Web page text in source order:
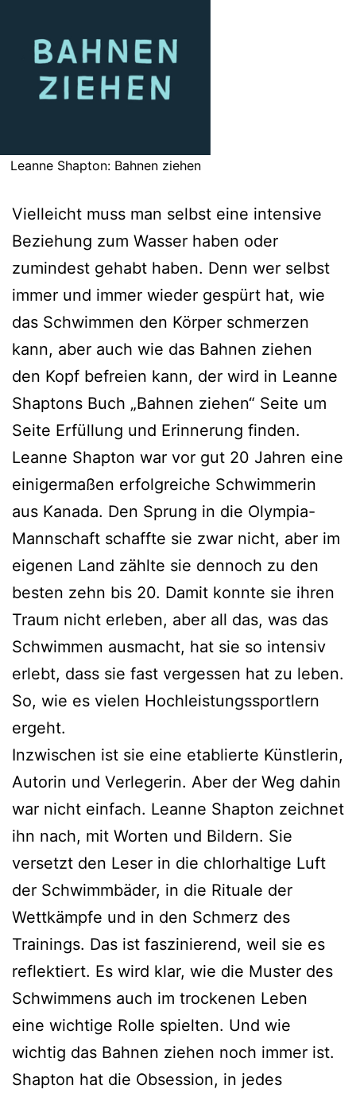
Leanne Shapton: Bahnen ziehen
Vielleicht muss man selbst eine intensive
Beziehung zum Wasser haben oder
zumindest gehabt haben. Denn wer selbst
immer und immer wieder gespürt hat, wie
das Schwimmen den Körper schmerzen
kann, aber auch wie das Bahnen ziehen
den Kopf befreien kann, der wird in Leanne
Shaptons Buch „Bahnen ziehen“ Seite um
Seite Erfüllung und Erinnerung finden.
Leanne Shapton war vor gut 20 Jahren eine
einigermaßen erfolgreiche Schwimmerin
aus Kanada. Den Sprung in die Olympia-
Mannschaft schaffte sie zwar nicht, aber im
eigenen Land zählte sie dennoch zu den
besten zehn bis 20. Damit konnte sie ihren
Traum nicht erleben, aber all das, was das
Schwimmen ausmacht, hat sie so intensiv
erlebt, dass sie fast vergessen hat zu leben.
So, wie es vielen Hochleistungssportlern
ergeht.
Inzwischen ist sie eine etablierte Künstlerin,
Autorin und Verlegerin. Aber der Weg dahin
war nicht einfach. Leanne Shapton zeichnet
ihn nach, mit Worten und Bildern. Sie
versetzt den Leser in die chlorhaltige Luft
der Schwimmbäder, in die Rituale der
Wettkämpfe und in den Schmerz des
Trainings. Das ist faszinierend, weil sie es
reflektiert. Es wird klar, wie die Muster des
Schwimmens auch im trockenen Leben
eine wichtige Rolle spielten. Und wie
wichtig das Bahnen ziehen noch immer ist.
Shapton hat die Obsession, in jedes